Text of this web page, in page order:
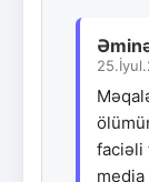
faciəli